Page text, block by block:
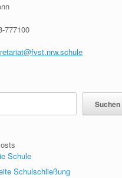
777100
Suchen
Schule
Schulschließung